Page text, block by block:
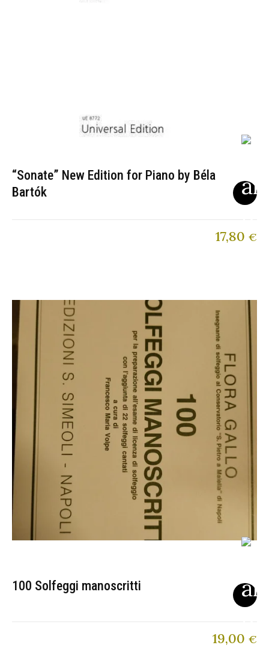
“Sonate” New Edition for Piano by Béla
Bartók
17,80 €
100 Solfeggi manoscritti
19,00 €